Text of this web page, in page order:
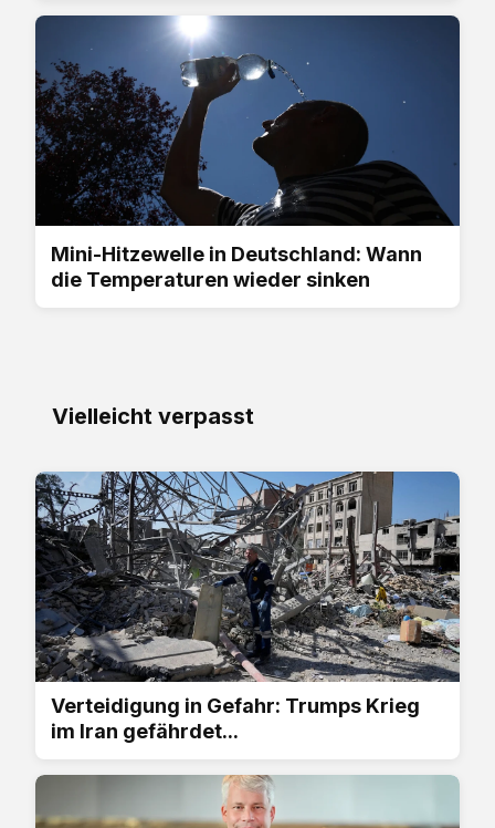
Mini-Hitzewelle in Deutschland: Wann
die Temperaturen wieder sinken
Vielleicht verpasst
Verteidigung in Gefahr: Trumps Krieg
im Iran gefährdet...